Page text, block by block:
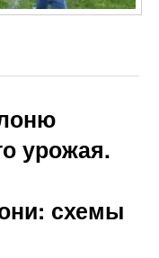
урожая.
схемы